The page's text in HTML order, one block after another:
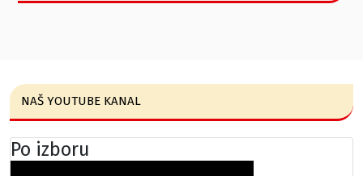
NAŠ YOUTUBE KANAL
Po izboru